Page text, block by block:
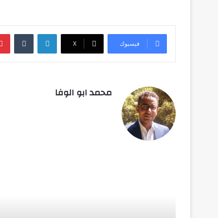
فيسبوك ‫X
لينكدإن
محمد ابو الوفا